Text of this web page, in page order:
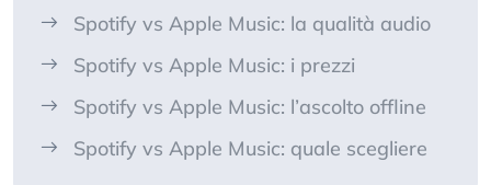
Spotify vs Apple Music: la qualità audio
Spotify vs Apple Music: i prezzi
Spotify vs Apple Music: l’ascolto offline
Spotify vs Apple Music: quale scegliere